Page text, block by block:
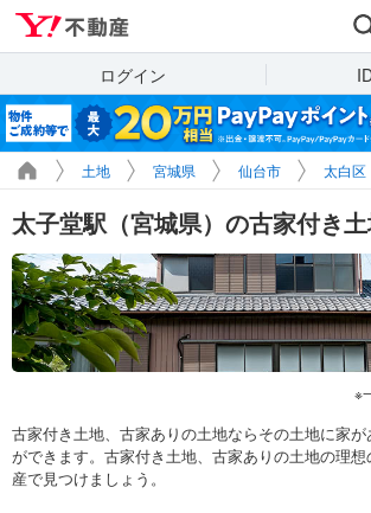
ログイン
土地 宮城県 仙台市 太白区
太子堂駅（宮城県）の古家付き
古家付き土地、古家ありの土地ならその土地に家が
ができます。古家付き土地、古家ありの土地の理
産で見つけましょう。